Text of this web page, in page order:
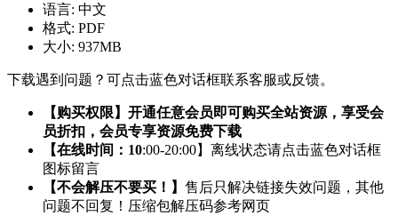
语言: 中文
格式: PDF
大小: 937MB
下载遇到问题？可点击蓝色对话框联系客服或反馈。
【购买权限】开通任意会员即可购买全站资源，享受会
员折扣，会员专享资源免费下载
【在线时间：10:00-20:00】离线状态请点击蓝色对话框
图标留言
【不会解压不要买！】 售后只解决链接失效问题，其他
问题不回复！压缩包解压码参考网页